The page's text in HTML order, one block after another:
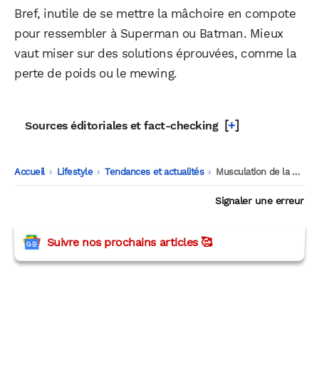
Bref, inutile de se mettre la mâchoire en compote
pour ressembler à Superman ou Batman. Mieux
vaut miser sur des solutions éprouvées, comme la
perte de poids ou le mewing.
Sources éditoriales et fact-checking [+]
Accueil -
Lifestyle -
Tendances et actualités -
Musculation de la mâchoire : mode passagère ou solution durable ?
Signaler une erreur
Suivre nos prochains articles 🥰